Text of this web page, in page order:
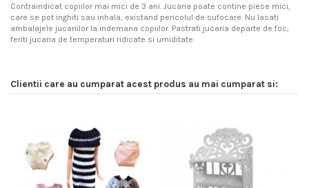
Contraindicat copiilor mai mici de 3 ani. Jucaria poate contine piese mici,
care se pot inghiti sau inhala, existand pericolul de sufocare. Nu lasati
ambalajele jucariilor la indemana copiilor. Pastrati jucaria departe de foc;
feriti jucaria de temperaturi ridicate si umiditate.
Clientii care au cumparat acest produs au mai cumparat si: